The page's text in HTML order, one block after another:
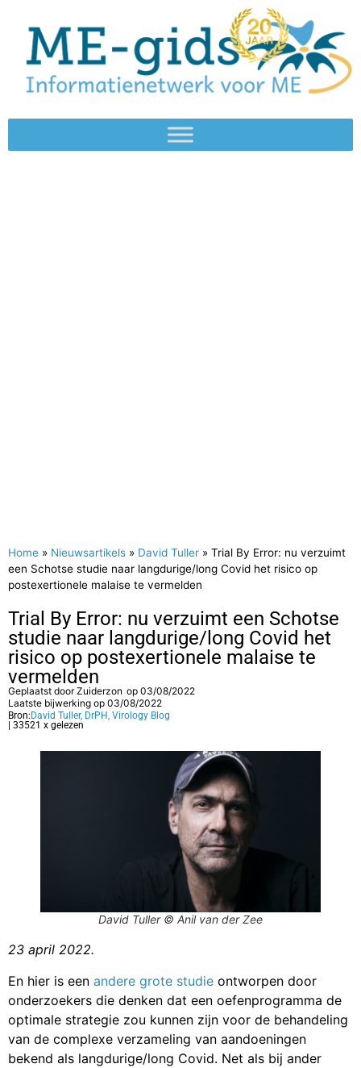
Home » Nieuwsartikels » David Tuller » Trial By Error: nu verzuimt
een Schotse studie naar langdurige/long Covid het risico op
postexertionele malaise te vermelden
Trial By Error: nu verzuimt een Schotse
studie naar langdurige/long Covid het
risico op postexertionele malaise te
vermelden
Geplaatst doorZuiderzon op 03/08/2022
Laatste bijwerking op 03/08/2022
Bron: David Tuller, DrPH, Virology Blog
| 33521 x gelezen
David Tuller © Anil van der Zee
23 april 2022.
En hier is een andere grote studie ontworpen door
onderzoekers die denken dat een oefenprogramma de
optimale strategie zou kunnen zijn voor de behandeling
van de complexe verzameling van aandoeningen
bekend als langdurige/long Covid. Net als bij ander